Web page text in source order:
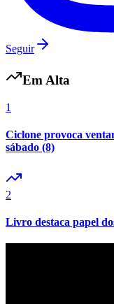
Seguir
Em Alta
1
Ciclone provoca
sábado (8)
2
Livro destaca papel